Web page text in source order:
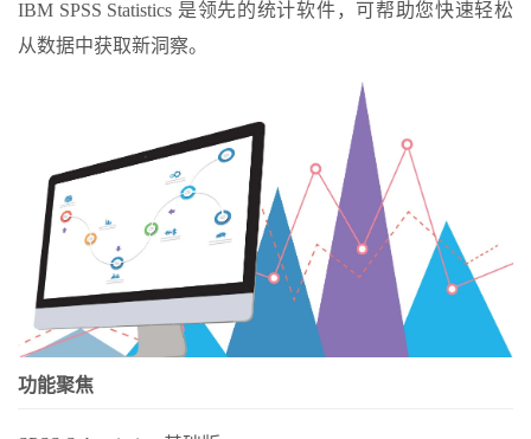
IBM SPSS Statistics 是领先的统计软件，可帮助您快速轻松
从数据中获取新洞察。
功能聚焦